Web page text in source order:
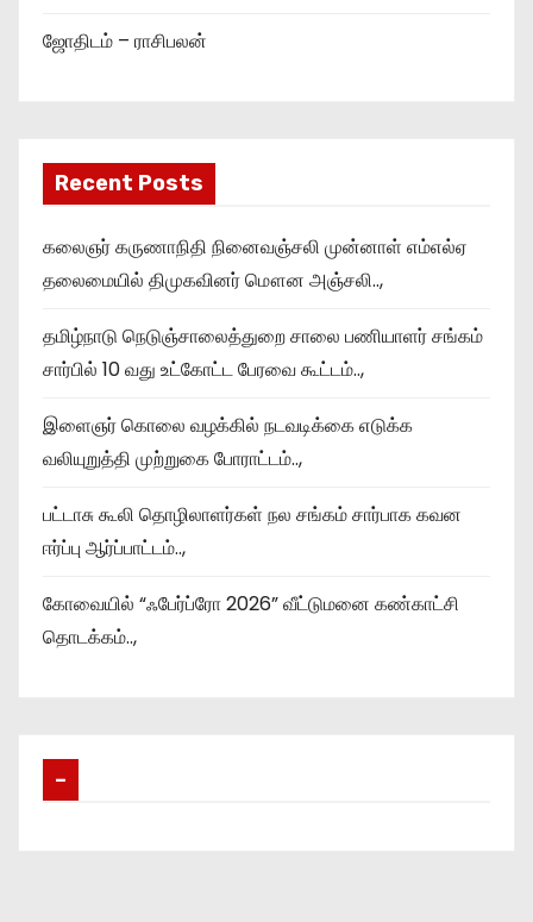
ஜோதிடம் – ராசிபலன்
Recent Posts
கலைஞர் கருணாநிதி நினைவஞ்சலி முன்னாள் எம்எல்ஏ
தலைமையில் திமுகவினர் மௌன அஞ்சலி..,
தமிழ்நாடு நெடுஞ்சாலைத்துறை சாலை பணியாளர் சங்கம்
சார்பில் 10 வது உட்கோட்ட பேரவை கூட்டம்..,
இளைஞர் கொலை வழக்கில் நடவடிக்கை எடுக்க
வலியுறுத்தி முற்றுகை போராட்டம்..,
பட்டாசு கூலி தொழிலாளர்கள் நல சங்கம் சார்பாக கவன
ஈர்ப்பு ஆர்ப்பாட்டம்..,
கோவையில் “ஃபேர்ப்ரோ 2026” வீட்டுமனை கண்காட்சி
தொடக்கம்..,
–